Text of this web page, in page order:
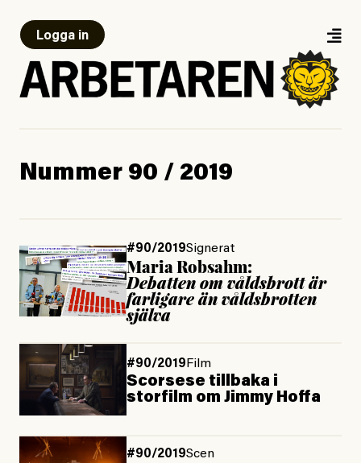
Logga in
Nummer 90 / 2019
#90/2019Signerat
Maria Robsahm:
Debatten om våldsbrott är
farligare än våldsbrotten
själva
#90/2019 Film
Scorsese tillbaka i
storfilm om Jimmy Hoffa
#90/2019Scen